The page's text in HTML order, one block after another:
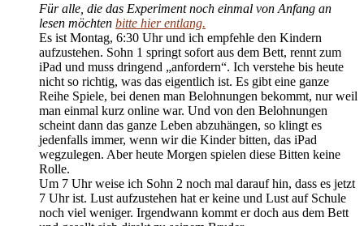
Für alle, die das Experiment noch einmal von Anfang an
lesen möchten bitte hier entlang.
Es ist Montag, 6:30 Uhr und ich empfehle den Kindern
aufzustehen. Sohn 1 springt sofort aus dem Bett, rennt zum
iPad und muss dringend „anfordern“. Ich verstehe bis heute
nicht so richtig, was das eigentlich ist. Es gibt eine ganze
Reihe Spiele, bei denen man Belohnungen bekommt, nur weil
man einmal kurz online war. Und von den Belohnungen
scheint dann das ganze Leben abzuhängen, so klingt es
jedenfalls immer, wenn wir die Kinder bitten, das iPad
wegzulegen. Aber heute Morgen spielen diese Bitten keine
Rolle.
Um 7 Uhr weise ich Sohn 2 noch mal darauf hin, dass es jetzt
7 Uhr ist. Lust aufzustehen hat er keine und Lust auf Schule
noch viel weniger. Irgendwann kommt er doch aus dem Bett